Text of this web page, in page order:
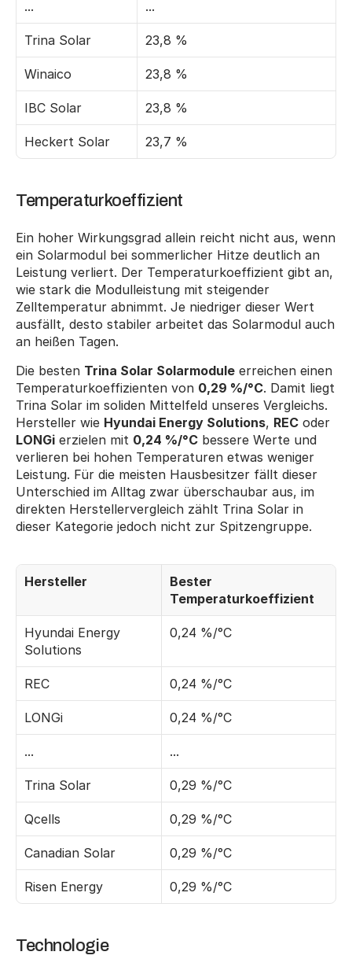
... ...
Trina Solar 23,8 %
Winaico 23,8 %
IBC Solar 23,8 %
Heckert Solar 23,7 %
Temperaturkoeffizient
Ein hoher Wirkungsgrad allein reicht nicht aus, wenn
ein Solarmodul bei sommerlicher Hitze deutlich an
Leistung verliert. Der Temperaturkoeffizient gibt an,
wie stark die Modulleistung mit steigender
Zelltemperatur abnimmt. Je niedriger dieser Wert
ausfällt, desto stabiler arbeitet das Solarmodul auch
an heißen Tagen.
Die besten Trina Solar Solarmodule erreichen einen
Temperaturkoeffizienten von 0,29 %/°C. Damit liegt
Trina Solar im soliden Mittelfeld unseres Vergleichs.
Hersteller wie Hyundai Energy Solutions, REC
LONGi erzielen mit 0,24 %/°C bessere Werte und
verlieren bei hohen Temperaturen etwas weniger
Leistung. Für die meisten Hausbesitzer fällt dieser
Unterschied im Alltag zwar überschaubar aus, im
direkten Herstellervergleich zählt Trina Solar in
dieser Kategorie jedoch nicht zur Spitzengruppe.
Hersteller
Bester
Temperaturkoeffizient
Hyundai Energy
Solutions
0,24 %/°C
REC 0,24 %/°C
LONGi 0,24 %/°C
... ...
Trina Solar 0,29 %/°C
Qcells 0,29 %/°C
Canadian Solar 0,29 %/°C
Risen Energy 0,29 %/°C
Technologie